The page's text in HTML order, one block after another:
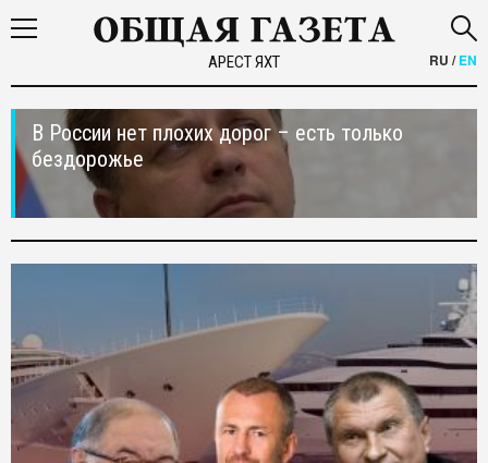
АРЕСТ ЯХТ RU /EN
В России нет плохих дорог – есть только
бездорожье